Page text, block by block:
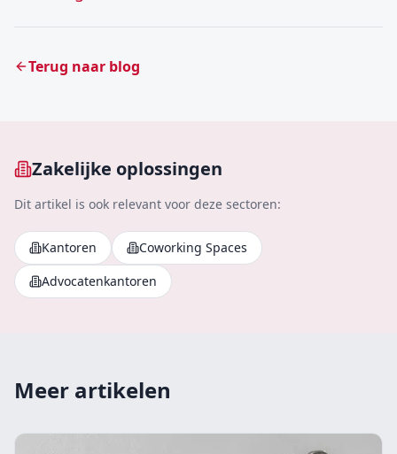
Terug naar blog
Zakelijke oplossingen
Dit artikel is ook relevant voor deze sectoren:
Kantoren
Coworking Spaces
Advocatenkantoren
Meer artikelen